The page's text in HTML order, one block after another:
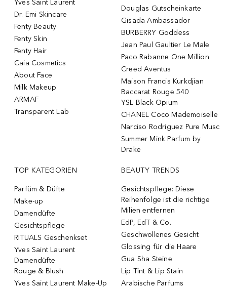
Yves Saint Laurent
Dr. Emi Skincare
Fenty Beauty
Fenty Skin
Fenty Hair
Caia Cosmetics
About Face
Milk Makeup
ARMAF
Transparent Lab
Douglas Gutscheinkarte
Gisada Ambassador
BURBERRY Goddess
Jean Paul Gaultier Le Male
Paco Rabanne One Million
Creed Aventus
Maison Francis Kurkdjian
Baccarat Rouge 540
YSL Black Opium
CHANEL Coco Mademoiselle
Narciso Rodriguez Pure Musc
Summer Mink Parfum by
Drake
TOP KATEGORIEN
Parfüm & Düfte
Make-up
Damendüfte
Gesichtspflege
RITUALS Geschenkset
Yves Saint Laurent
Damendüfte
Rouge & Blush
Yves Saint Laurent Make-Up
BEAUTY TRENDS
Gesichtspflege: Diese
Reihenfolge ist die richtige
Milien entfernen
EdP, EdT & Co.
Geschwollenes Gesicht
Glossing für die Haare
Gua Sha Steine
Lip Tint & Lip Stain
Arabische Parfums